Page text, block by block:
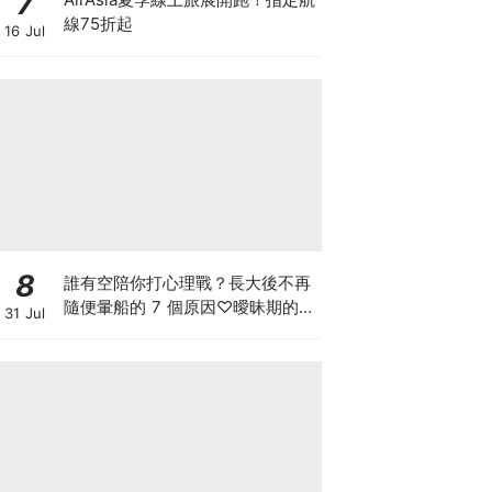
16 Jul
線75折起
8
31 Jul
誰有空陪你打心理戰？長大後不再
隨便暈船的 7 個原因♡曖昧期的冷